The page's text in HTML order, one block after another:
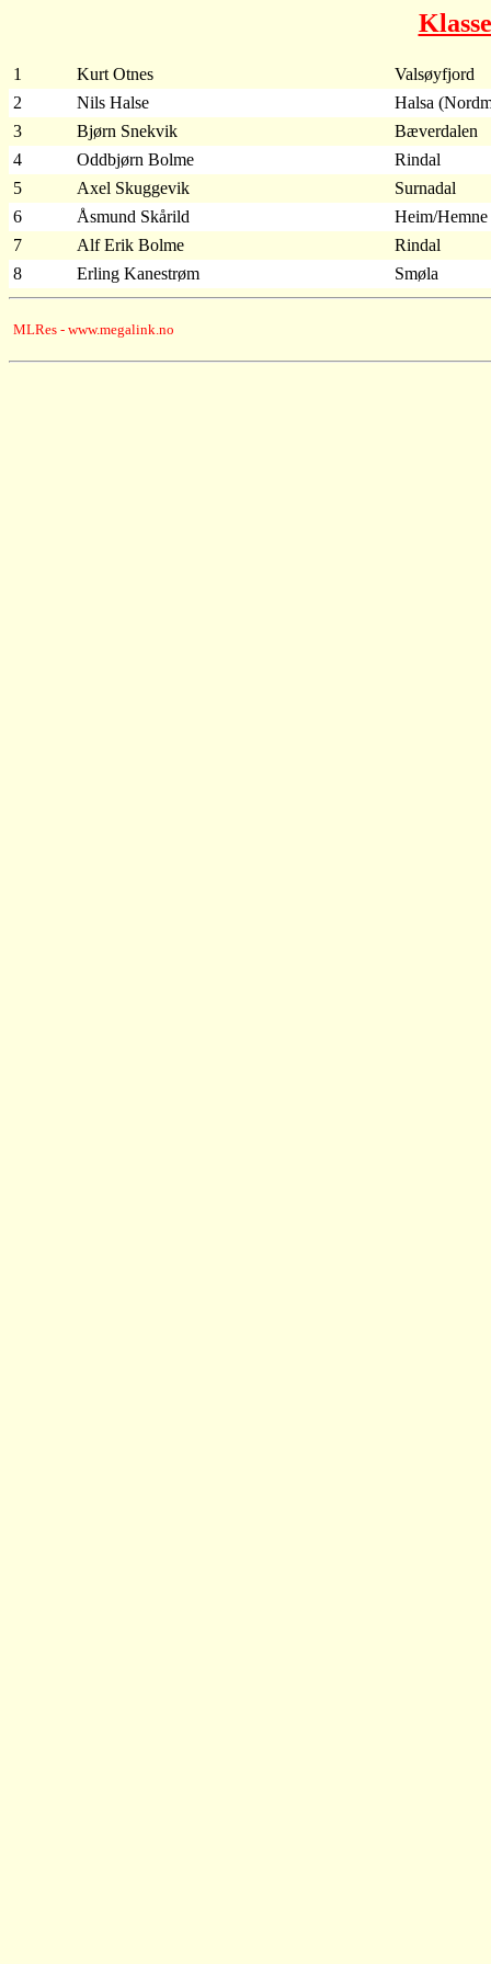
1 Kurt Otnes
Valsøyfjord
2
Nils Halse
Halsa
3
Bjørn Snekvik
Bæverdalen
4
Oddbjørn Bolme
Rindal
5
Axel Skuggevik
Surnadal
6
Åsmund Skårild
Heim/Hemne
7
Alf Erik Bolme
Rindal
8
Erling Kanestrøm Smøla
MLRes - www.megalink.no